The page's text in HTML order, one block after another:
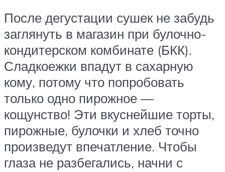
После дегустации сушек не забудь
заглянуть в магазин при булочно-
кондитерском комбинате (БКК).
Сладкоежки впадут в сахарную
кому, потому что попробовать
только одно пирожное —
кощунство! Эти вкуснейшие торты,
пирожные, булочки и хлеб точно
произведут впечатление. Чтобы
глаза не разбегались, начни с